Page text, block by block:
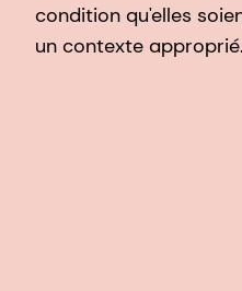
condition qu'elles
un contexte approprié.